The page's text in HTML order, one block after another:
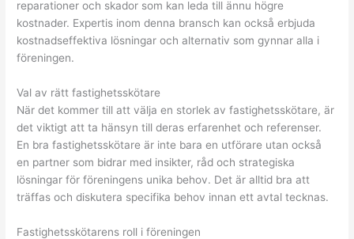
reparationer och skador som kan leda till ännu högre
kostnader. Expertis inom denna bransch kan också erbjuda
kostnadseffektiva lösningar och alternativ som gynnar alla i
föreningen.
Val av rätt fastighetsskötare
När det kommer till att välja en storlek av fastighetsskötare, är
det viktigt att ta hänsyn till deras erfarenhet och referenser.
En bra fastighetsskötare är inte bara en utförare utan också
en partner som bidrar med insikter, råd och strategiska
lösningar för föreningens unika behov. Det är alltid bra att
träffas och diskutera specifika behov innan ett avtal tecknas.
Fastighetsskötarens roll i föreningen